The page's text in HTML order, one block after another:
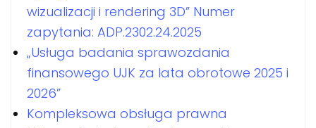
wizualizacji i rendering 3D” Numer
zapytania: ADP.2302.24.2025
„Usługa badania sprawozdania
finansowego UJK za lata obrotowe 2025 i
2026”
Kompleksowa obsługa prawna